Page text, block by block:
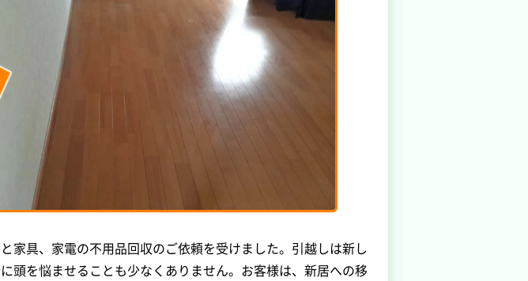
家具、家電の不用品回収のご依頼を受けました。引越しは新し
頭を悩ませることも少なくありません。お客様は、新居への移